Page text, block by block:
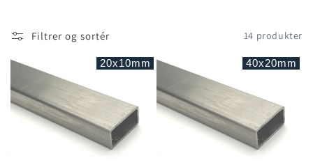
k
Filtrer og sortér 14 produkter
20x10mm 40x20mm